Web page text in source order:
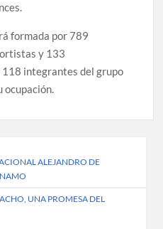
formada por 789
y 133
integrantes del grupo
ocupación.
ALEJANDRO DE
UNA PROMESA DEL